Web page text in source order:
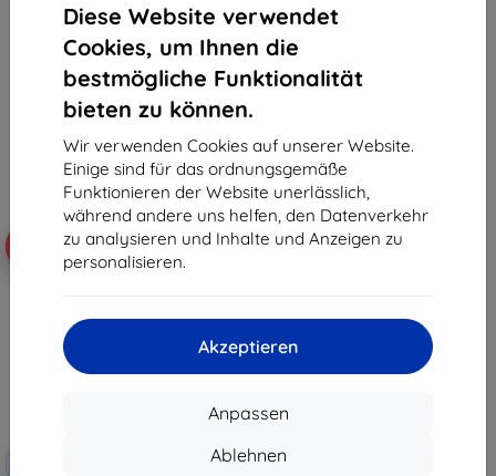
Diese Website verwendet
Cookies, um Ihnen die
bestmögliche Funktionalität
bieten zu können.
Wir verwenden Cookies auf unserer Website.
Einige sind für das ordnungsgemäße
Funktionieren der Website unerlässlich,
während andere uns helfen, den Datenverkehr
zu analysieren und Inhalte und Anzeigen zu
personalisieren.
Akzeptieren
Anpassen
Ablehnen
3MK Lens Protect Oppo A96 5G
Kameralinsenschutz, 4 Stk.
7,90 €
4,41 €
Auf Lager 2 Stk.
3MK Folie ARC+FS Oppo A96 5G
Fullscreen film
7,12 €
EXTRA10